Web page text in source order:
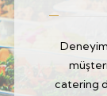
catering